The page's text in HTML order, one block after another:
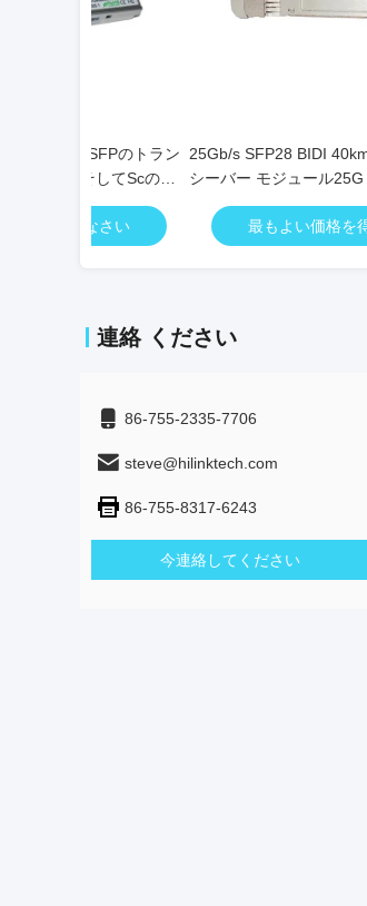
25Gb/s SFP28 BIDI 40kmの光学トラン
シーバー モジュール25G BIDI SFP28
40KMのイーサネット
最もよい価格を得なさい
連絡 ください
86-755-2335-7706
steve@hilinktech.com
86-755-8317-6243
今連絡してください